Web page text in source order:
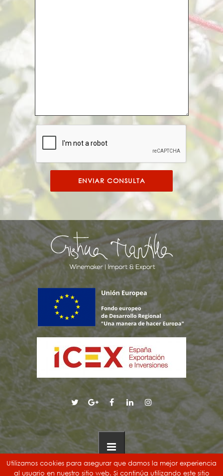
Utilizamos cookies para asegurar que damos la mejor experiencia
al usuario en nuestro sitio web. Si continúa utilizando este sitio